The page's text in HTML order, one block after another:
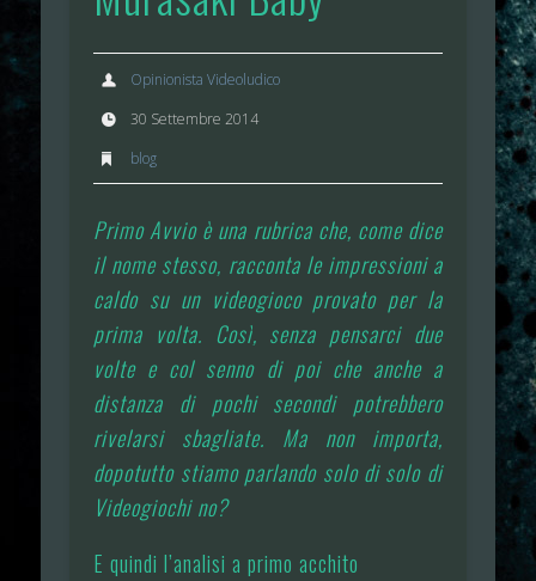
Opinionista Videoludico
30 Settembre 2014
blog
Primo Avvio è una rubrica che, come dice
il nome stesso, racconta le impressioni a
caldo su un videogioco provato per la
prima volta. Così, senza pensarci due
volte e col senno di poi che anche a
distanza di pochi secondi potrebbero
rivelarsi sbagliate. Ma non importa,
dopotutto stiamo parlando solo di solo di
Videogiochi no?
E quindi l’analisi a primo acchito